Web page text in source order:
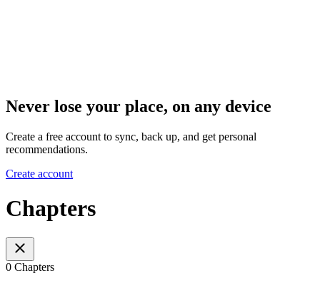
Never lose your place, on any device
Create a free account to sync, back up, and get personal
recommendations.
Create account
Chapters
0 Chapters